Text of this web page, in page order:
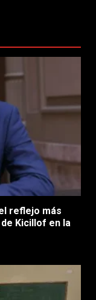
reflejo más
Kicillof en la